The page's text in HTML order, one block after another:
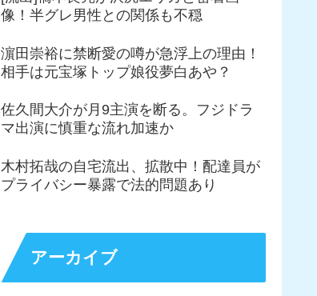
像！半グレ男性との関係も不穏
濵田崇裕に禁断愛の噂が急浮上の理由！
相手は元宝塚トップ娘役夢白あや？
佐久間大介が月9主演を断る。フジドラ
マ出演に慎重な流れ加速か
木村拓哉の自宅流出、拡散中！配達員が
プライバシー暴露で法的問題あり
アーカイブ